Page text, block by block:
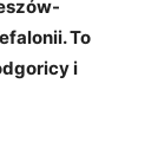
To
i